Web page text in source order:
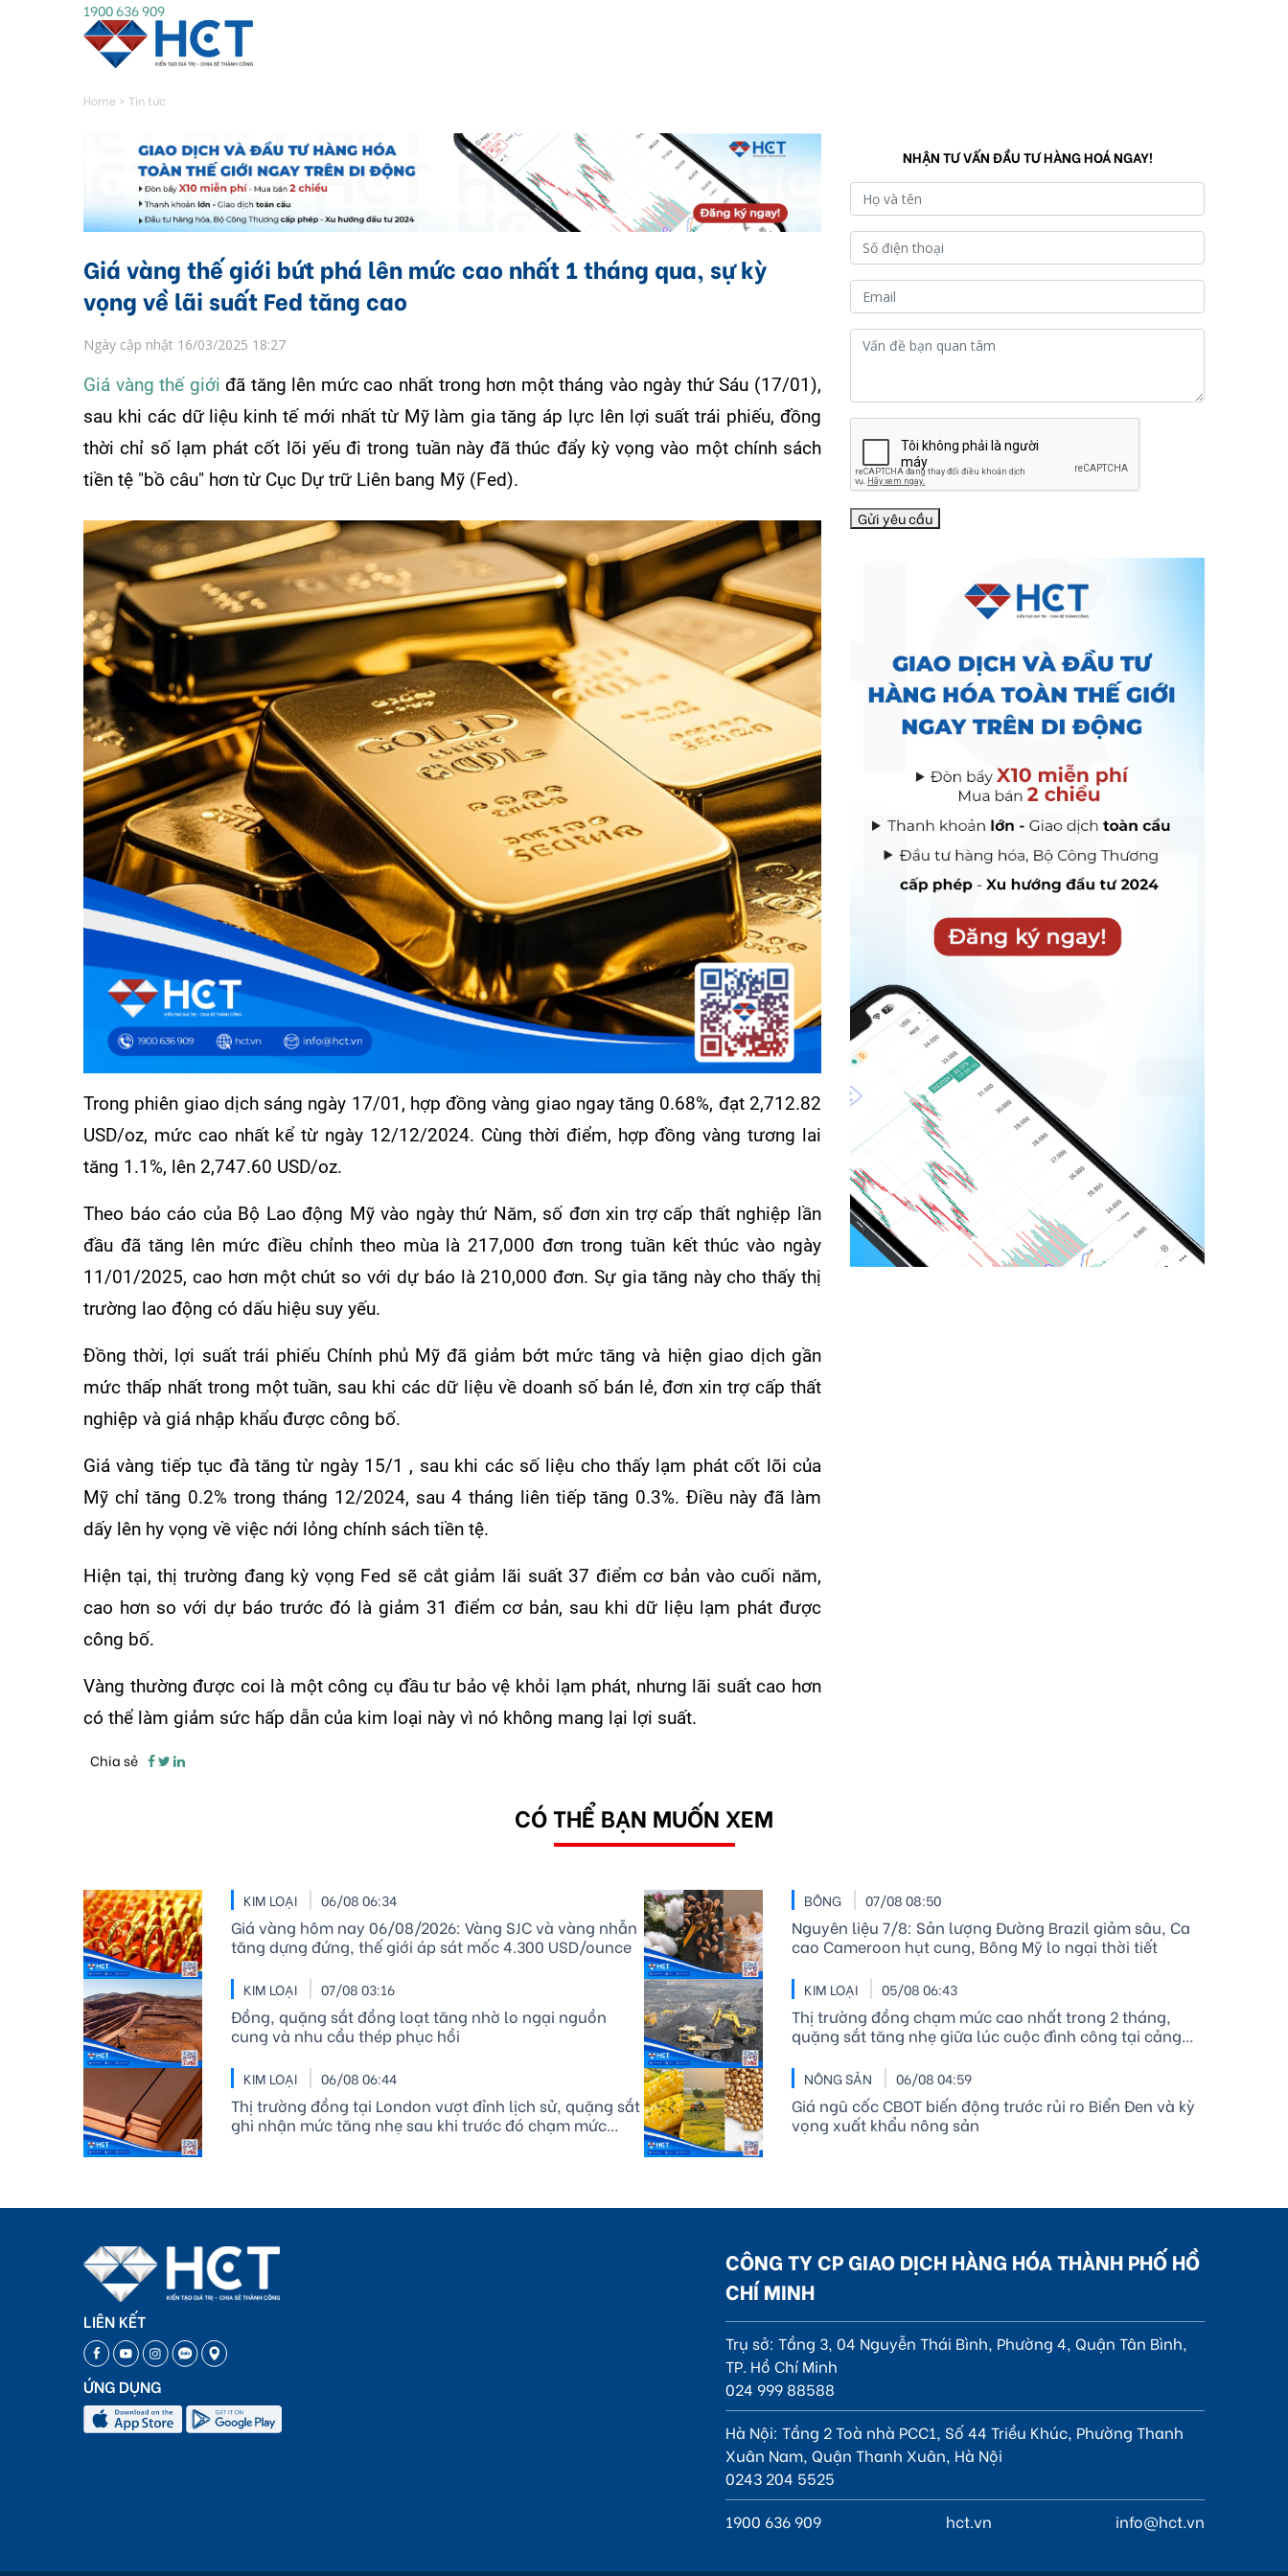
1900 636 909
Home > Tin tức
Giá vàng thế giới bứt phá lên mức cao nhất 1 tháng qua, sự kỳ
vọng về lãi suất Fed tăng cao
Ngày cập nhật 16/03/2025 18:27
Giá vàng thế giới đã tăng lên mức cao nhất trong hơn một tháng vào ngày thứ Sáu (17/01),
sau khi các dữ liệu kinh tế mới nhất từ Mỹ làm gia tăng áp lực lên lợi suất trái phiếu, đồng
thời chỉ số lạm phát cốt lõi yếu đi trong tuần này đã thúc đẩy kỳ vọng vào một chính sách
tiền tệ "bồ câu" hơn từ Cục Dự trữ Liên bang Mỹ (Fed).
Trong phiên giao dịch sáng ngày 17/01, hợp đồng vàng giao ngay tăng 0.68%, đạt 2,712.82
USD/oz, mức cao nhất kể từ ngày 12/12/2024. Cùng thời điểm, hợp đồng vàng tương lai
tăng 1.1%, lên 2,747.60 USD/oz.
Theo báo cáo của Bộ Lao động Mỹ vào ngày thứ Năm, số đơn xin trợ cấp thất nghiệp lần
đầu đã tăng lên mức điều chỉnh theo mùa là 217,000 đơn trong tuần kết thúc vào ngày
11/01/2025, cao hơn một chút so với dự báo là 210,000 đơn. Sự gia tăng này cho thấy thị
trường lao động có dấu hiệu suy yếu.
Đồng thời, lợi suất trái phiếu Chính phủ Mỹ đã giảm bớt mức tăng và hiện giao dịch gần
mức thấp nhất trong một tuần, sau khi các dữ liệu về doanh số bán lẻ, đơn xin trợ cấp thất
nghiệp và giá nhập khẩu được công bố.
Giá vàng tiếp tục đà tăng từ ngày 15/1 , sau khi các số liệu cho thấy lạm phát cốt lõi của
Mỹ chỉ tăng 0.2% trong tháng 12/2024, sau 4 tháng liên tiếp tăng 0.3%. Điều này đã làm
dấy lên hy vọng về việc nới lỏng chính sách tiền tệ.
Hiện tại, thị trường đang kỳ vọng Fed sẽ cắt giảm lãi suất 37 điểm cơ bản vào cuối năm,
cao hơn so với dự báo trước đó là giảm 31 điểm cơ bản, sau khi dữ liệu lạm phát được
công bố.
Vàng thường được coi là một công cụ đầu tư bảo vệ khỏi lạm phát, nhưng lãi suất cao hơn
có thể làm giảm sức hấp dẫn của kim loại này vì nó không mang lại lợi suất.
Chia sẻ
NHẬN TƯ VẤN ĐẦU TƯ HÀNG HOÁ NGAY!
Gửi yêu cầu
CÓ THỂ BẠN MUỐN XEM
KIM LOẠI 06/08 06:34
Giá vàng hôm nay 06/08/2026: Vàng SJC và vàng nhẫn
tăng dựng đứng, thế giới áp sát mốc 4.300 USD/ounce
BÔNG 07/08 08:50
Nguyên liệu 7/8: Sản lượng Đường Brazil giảm sâu, Ca
cao Cameroon hụt cung, Bông Mỹ lo ngại thời tiết
KIM LOẠI 07/08 03:16
Đồng, quặng sắt đồng loạt tăng nhờ lo ngại nguồn
cung và nhu cầu thép phục hồi
KIM LOẠI 05/08 06:43
Thị trường đồng chạm mức cao nhất trong 2 tháng,
quặng sắt tăng nhẹ giữa lúc cuộc đình công tại cảng
KIM LOẠI 06/08 06:44
Thị trường đồng tại London vượt đỉnh lịch sử, quặng sắt
ghi nhận mức tăng nhẹ sau khi trước đó chạm mức
NÔNG SẢN 06/08 04:59
Giá ngũ cốc CBOT biến động trước rủi ro Biển Đen và kỳ
vọng xuất khẩu nông sản
LIÊN KẾT
ỨNG DỤNG
CÔNG TY CP GIAO DỊCH HÀNG HÓA THÀNH PHỐ HỒ
CHÍ MINH
Trụ sở: Tầng 3, 04 Nguyễn Thái Bình, Phường 4, Quận Tân Bình,
TP. Hồ Chí Minh
024 999 88588
Hà Nội: Tầng 2 Toà nhà PCC1, Số 44 Triều Khúc, Phường Thanh
Xuân Nam, Quận Thanh Xuân, Hà Nội
0243 204 5525
1900 636 909
hct.vn info@hct.vn